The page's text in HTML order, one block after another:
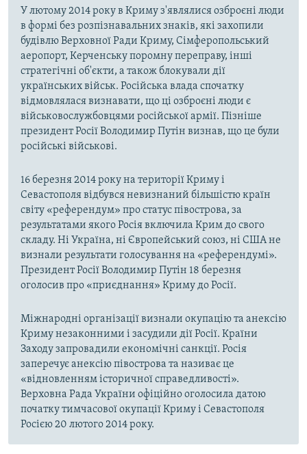
У лютому 2014 року в Криму з'являлися озброєні люди
в формі без розпізнавальних знаків, які захопили
будівлю Верховної Ради Криму, Сімферопольський
аеропорт, Керченську поромну переправу, інші
стратегічні об'єкти, а також блокували дії
українських військ. Російська влада спочатку
відмовлялася визнавати, що ці озброєні люди є
військовослужбовцями російської армії. Пізніше
президент Росії Володимир Путін визнав, що це були
російські військові.
16 березня 2014 року на території Криму і
Севастополя відбувся невизнаний більшістю країн
світу «референдум» про статус півострова, за
результатами якого Росія включила Крим до свого
складу. Ні Україна, ні Європейський союз, ні США не
визнали результати голосування на «референдумі».
Президент Росії Володимир Путін 18 березня
оголосив про «приєднання» Криму до Росії.
Міжнародні організації визнали окупацію та анексію
Криму незаконними і засудили дії Росії. Країни
Заходу запровадили економічні санкції. Росія
заперечує анексію півострова та називає це
«відновленням історичної справедливості».
Верховна Рада України офіційно оголосила датою
початку тимчасової окупації Криму і Севастополя
Росією 20 лютого 2014 року.